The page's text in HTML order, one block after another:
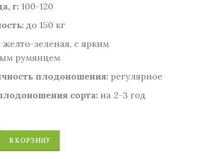
г:100-120
до 150 кг
желто-зеленая, с ярким
румянцем
плодоношения:регулярное
сорта:на 2-3 год
В КОРЗИНУ